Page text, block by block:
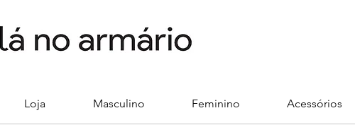
Loja Masculino Feminino Acessórios